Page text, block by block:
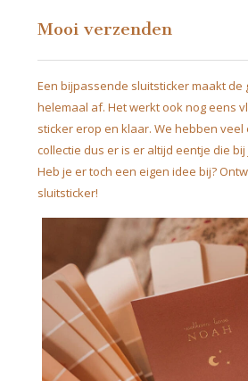
Mooi verzenden
Een bijpassende sluitsticker maakt
helemaal af. Het werkt ook nog eens
sticker erop en klaar. We hebben
collectie dus er is er altijd eentje die
Heb je er toch een eigen idee bij?
sluitsticker!